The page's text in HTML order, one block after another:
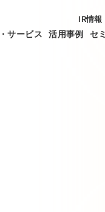
サービス 活用事例 セ
IR情報